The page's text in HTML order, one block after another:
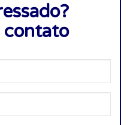
contato